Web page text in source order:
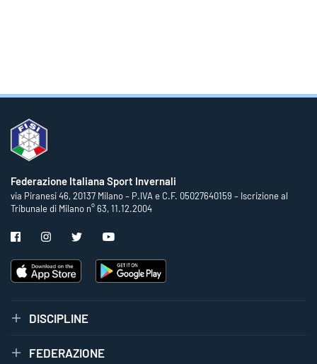
Federazione Italiana Sport Invernali
via Piranesi 46, 20137 Milano – P.IVA e C.F. 05027640159 – Iscrizione al
Tribunale di Milano n° 63, 11.12.2004
DISCIPLINE
FEDERAZIONE